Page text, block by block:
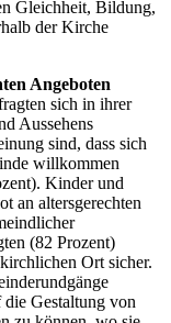
Gleichheit, Bildung,
der Kirche
Angeboten
sich in ihrer
Aussehens
sind, dass sich
willkommen
Kinder und
an altersgerechten
(82 Prozent)
Ort sicher.
Gestaltung von